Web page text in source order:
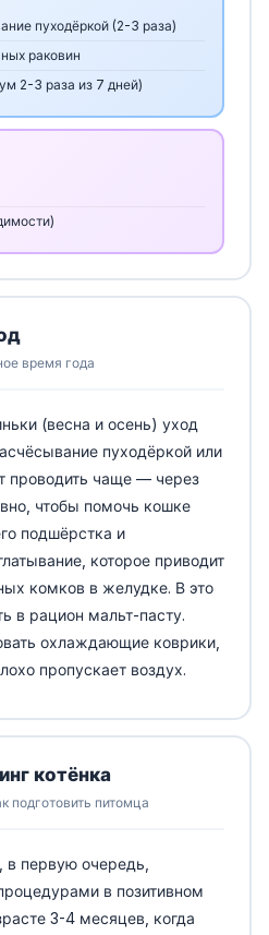
пуходёркой (2-3 раза)
раковин
2-3 раза из 7 дней)
время года
(весна и осень) уход
пуходёркой или
проводить чаще — через
чтобы помочь кошке
подшёрстка и
которое приводит
комков в желудке. В это
в рацион мальт-пасту.
охлаждающие коврики,
пропускает воздух.
котёнка
подготовить питомца
первую очередь,
в позитивном
3-4 месяцев, когда